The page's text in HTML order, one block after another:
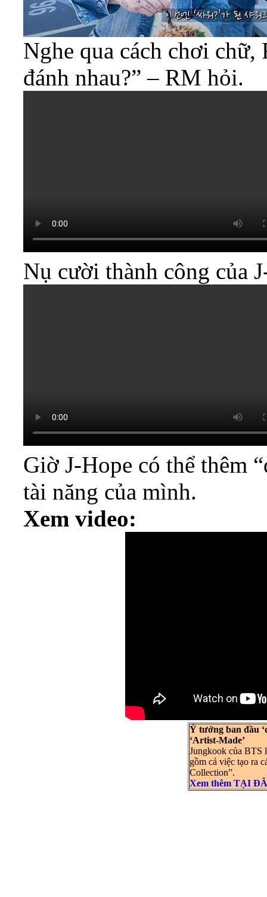
Nghe qua cách chơi
đánh nhau?” – RM hỏi.
Nụ cười thành công của
Giờ J-Hope có thể thêm
tài năng của mình.
Xem video:
Ý tưởng ban đầu
‘Artist-Made’
Jungkook của BTS
gồm cả việc tạo ra
Collection”.
Xem thêm TẠI